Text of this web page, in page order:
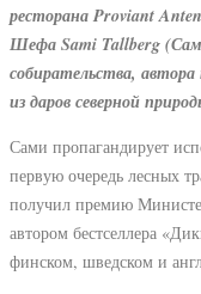
ресторана Proviant
Шефа Sami Tallberg
собирательства,
из даров северной
Сами пропагандирует
первую очередь лесных
получил премию
автором бестселлера
финском, шведском и